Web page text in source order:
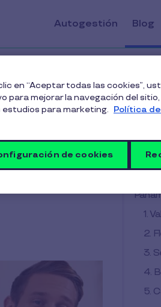
Autogestión Blog
diferencia al atraer y retener talento
1.
2.
3.
4.
5.
en “Aceptar todas las cookies”,
para mejorar la navegación del
para marketing. Política
de cookies